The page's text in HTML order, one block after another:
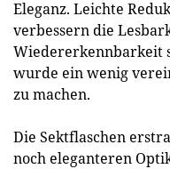
Eleganz. Leichte
verbessern die
Wiedererkennbarkeit
wurde ein wenig
zu machen.
Die Sektflaschen
noch eleganteren